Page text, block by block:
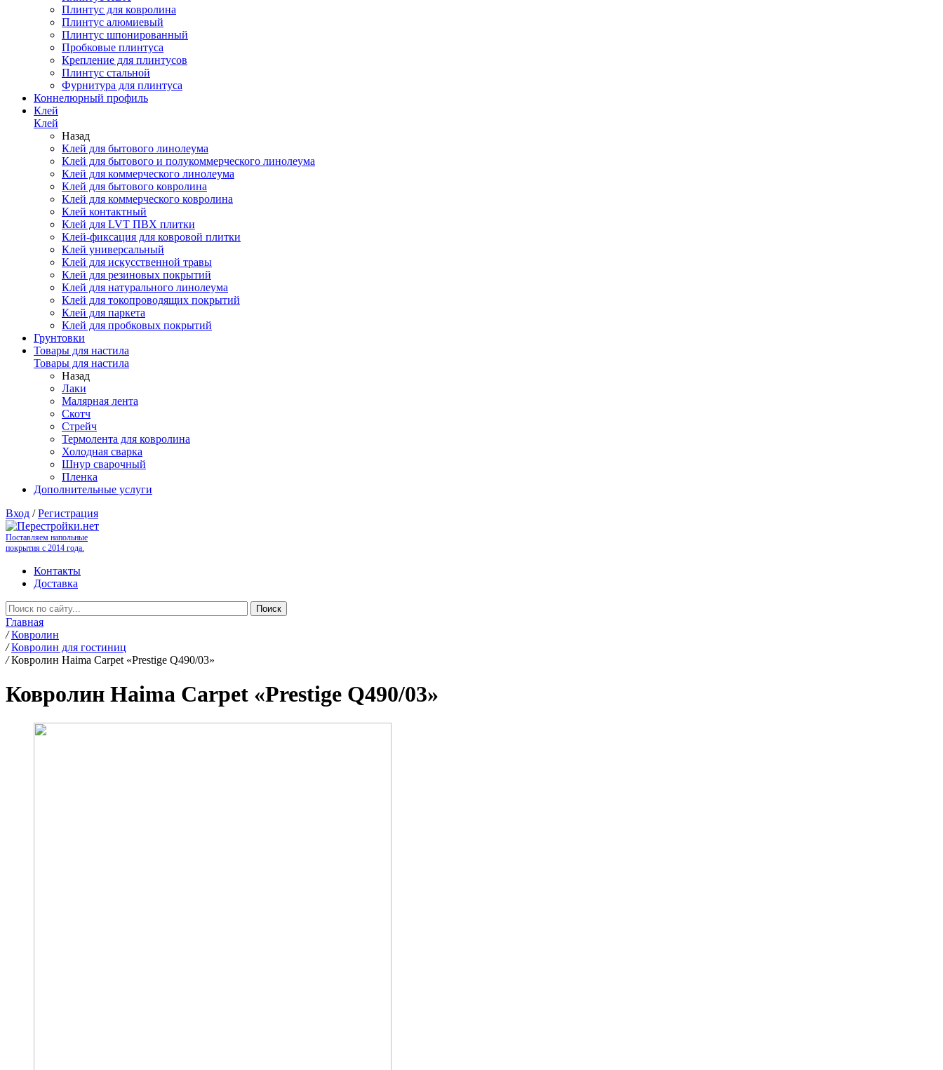
Плинтус для ковролина
Плинтус алюмиевый
Плинтус шпонированный
Пробковые плинтуса
Крепление для плинтусов
Плинтус стальной
Фурнитура для плинтуса
Коннелюрный профиль
Клей
Клей
Назад
Клей для бытового линолеума
Клей для бытового и полукоммерческого линолеума
Клей для коммерческого линолеума
Клей для бытового ковролина
Клей для коммерческого ковролина
Клей контактный
Клей для LVT ПВХ плитки
Клей-фиксация для ковровой плитки
Клей универсальный
Клей для искусственной травы
Клей для резиновых покрытий
Клей для натурального линолеума
Клей для токопроводящих покрытий
Клей для паркета
Клей для пробковых покрытий
Грунтовки
Товары для настила
Товары для настила
Назад
Лаки
Малярная лента
Скотч
Стрейч
Термолента для ковролина
Холодная сварка
Шнур сварочный
Пленка
Дополнительные услуги
Вход /Регистрация
Поставляем напольные
покрытия с 2014 года.
Контакты
Доставка
Главная
/ Ковролин
/ Ковролин для гостиниц
/ Ковролин Haima Carpet «Prestige Q490/03»
Ковролин Haima Carpet «Prestige Q490/03»